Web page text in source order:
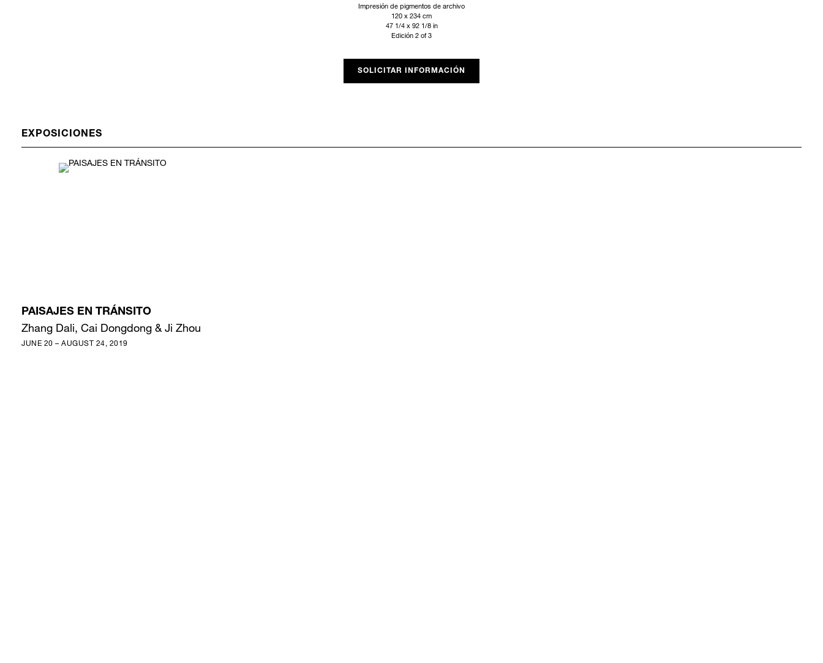
Impresión de pigmentos de archivo
120 x 234 cm
47 1/4 x 92 1/8 in
Edición 2 of 3
SOLICITAR INFORMACIÓN
EXPOSICIONES
PAISAJES EN TRÁNSITO
Zhang Dali, Cai Dongdong & Ji Zhou
JUNE 20 – AUGUST 24, 2019